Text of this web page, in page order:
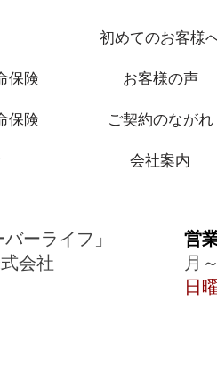
保険
保険
初めてのお客様
お客様の声
ご契約のながれ
会社案内
ーライフ」
会社
営
月
日